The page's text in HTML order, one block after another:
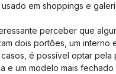
em shoppings e
perceber que
dois portões, um interno
é possível optar pela
e um modelo mais fechado